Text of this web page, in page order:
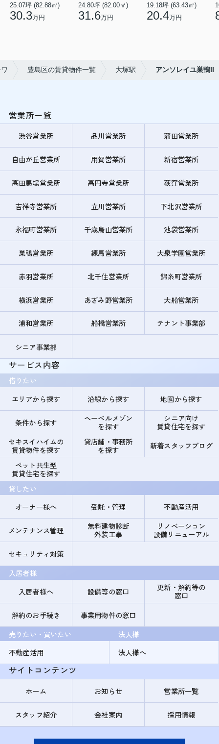
25.07坪 (82.88㎡)
30.3万円
24.80坪 (82.00㎡)
31.6万円
19.18坪 (63.43㎡)
20.4万円
豊島区の賃貸物件一覧 大塚駅 アンソレイユ巣鴨II
営業所一覧
渋谷営業所 品川営業所 蒲田営業所
自由が丘営業所 用賀営業所 新宿営業所
高田馬場営業所 高円寺営業所 荻窪営業所
吉祥寺営業所 立川営業所 下北沢営業所
永福町営業所 千歳烏山営業所 池袋営業所
巣鴨営業所 練馬営業所 大泉学園営業所
赤羽営業所 北千住営業所 錦糸町営業所
横浜営業所 あざみ野営業所 大船営業所
浦和営業所 船橋営業所 テナント事業部
シニア事業部
サービス内容
借りたい
エリアから探す
沿線から探す 地図から探す
条件から探す
ヘーベルメゾン
を探す
シニア向け
賃貸住宅を探す
セキスイハイムの
賃貸物件を探す
貸店舗・事務所
を探す
新着スタッフブログ
ペット共生型
賃貸住宅を探す
貸したい
オーナー様へ
受託・管理 不動産活用
メンテナンス管理
無料建物診断
外装工事
リノベーション
設備リニューアル
セキュリティ対策
入居者様
入居者様へ
設備等の窓口
更新・解約等の
窓口
解約のお手続き
事業用物件の窓口
売りたい・買いたい
不動産活用
法人様
法人様へ
サイトコンテンツ
ホーム お知らせ 営業所一覧
スタッフ紹介 会社案内 採用情報